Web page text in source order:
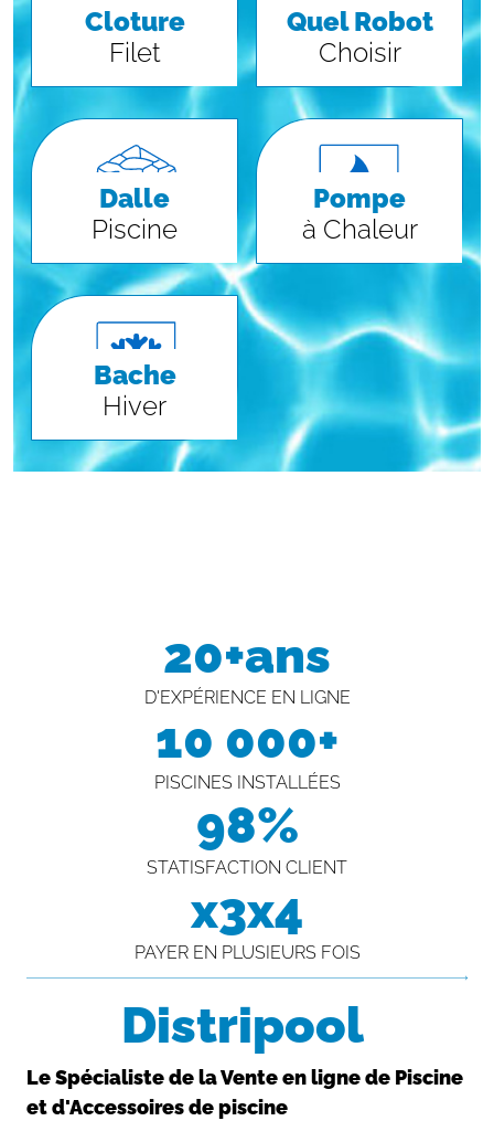
Cloture
Filet
Quel Robot
Choisir
Dalle
Piscine
Pompe
à Chaleur
Bache
Hiver
20+ans
D'EXPÉRIENCE EN LIGNE
10 000+
PISCINES INSTALLÉES
98%
STATISFACTION CLIENT
x3x4
PAYER EN PLUSIEURS FOIS
Distripool
Le Spécialiste de la Vente en ligne de Piscine
et d'Accessoires de piscine